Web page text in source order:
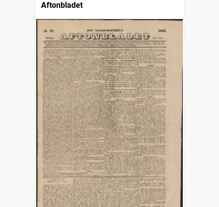
Aftonbladet